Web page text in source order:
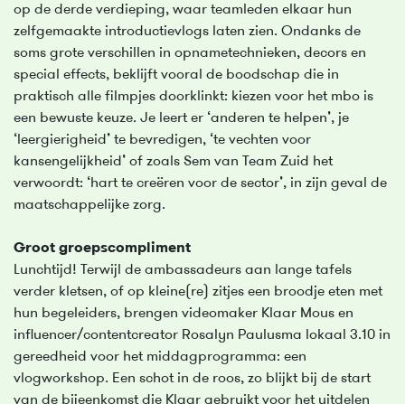
op de derde verdieping, waar teamleden elkaar hun
zelfgemaakte introductievlogs laten zien. Ondanks de
soms grote verschillen in opnametechnieken, decors en
special effects, beklijft vooral de boodschap die in
praktisch alle filmpjes doorklinkt: kiezen voor het mbo is
een bewuste keuze. Je leert er ‘anderen te helpen’, je
‘leergierigheid’ te bevredigen, ‘te vechten voor
kansengelijkheid’ of zoals Sem van Team Zuid het
verwoordt: ‘hart te creëren voor de sector’, in zijn geval de
maatschappelijke zorg.
Groot groepscompliment
Lunchtijd! Terwijl de ambassadeurs aan lange tafels
verder kletsen, of op kleine(re) zitjes een broodje eten met
hun begeleiders, brengen videomaker Klaar Mous en
influencer/contentcreator Rosalyn Paulusma lokaal 3.10 in
gereedheid voor het middagprogramma: een
vlogworkshop. Een schot in de roos, zo blijkt bij de start
van de bijeenkomst die Klaar gebruikt voor het uitdelen